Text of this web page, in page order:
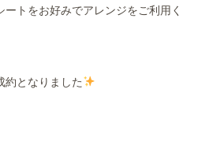
トをお好みでアレンジをご利用く
約となりました